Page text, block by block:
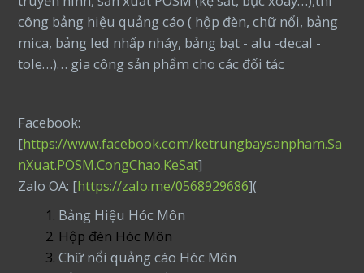
công bảng hiệu quảng cáo ( hộp đèn, chữ nổi, bảng
mica, bảng led nhấp nháy, bảng bạt - alu -decal -
tole…)… gia công sản phẩm cho các đối tác
Facebook:
[https://www.facebook.com/ketrungbaysanpham.Sa
nXuat.POSM.CongChao.KeSat]
Zalo OA: [https://zalo.me/0568929686](
Bảng Hiệu Hóc Môn
Hộp đèn Hóc Môn
Chữ nổi quảng cáo Hóc Môn